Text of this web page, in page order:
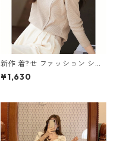
新作 着?せ ファッション シン
プル 長袖Tシャツ m-251
¥1,630